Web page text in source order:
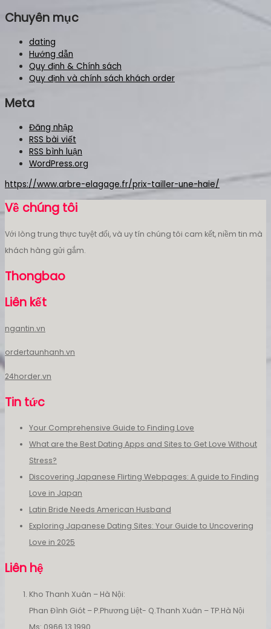
Chuyên mục
dating
Hướng dẫn
Quy định & Chính sách
Quy định và chính sách khách order
Meta
Đăng nhập
RSS bài viết
RSS bình luận
WordPress.org
https://www.arbre-elagage.fr/prix-tailler-une-haie/
Về chúng tôi
Với lòng trung thực tuyệt đối, và uy tín chúng tôi cam kết, niềm tin mà
khách hàng gửi gắm.
Thongbao
Liên kết
ngantin.vn
ordertaunhanh.vn
24horder.vn
Tin tức
Your Comprehensive Guide to Finding Love
What are the Best Dating Apps and Sites to Get Love Without
Stress?
Discovering Japanese Flirting Webpages: A guide to Finding
Love in Japan
Latin Bride Needs American Husband
Exploring Japanese Dating Sites: Your Guide to Uncovering
Love in 2025
Liên hệ
Kho Thanh Xuân – Hà Nội:
Phan Đình Giót – P.Phương Liệt- Q.Thanh Xuân – TP.Hà Nội